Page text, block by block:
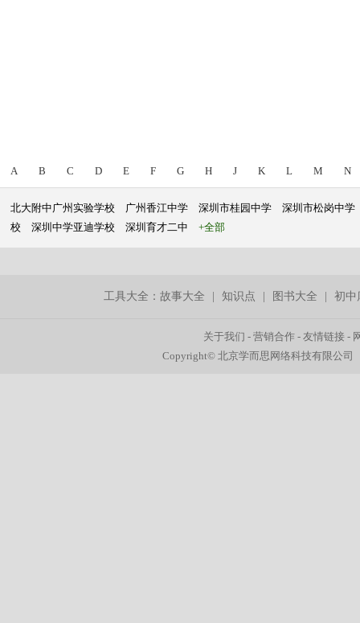
A B C D E F G H J K L M N
北大附中广州实验学校 广州香江中学 深圳市桂园中学
深圳市松岗中学
校
深圳中学亚迪学校 深圳育才二中 +全部
工具大全：故事大全 |知识点 图书大全 |初中
关于我们 -营销合作 -友情链接 -
Copyright© 北京学而思网络科技有限公司